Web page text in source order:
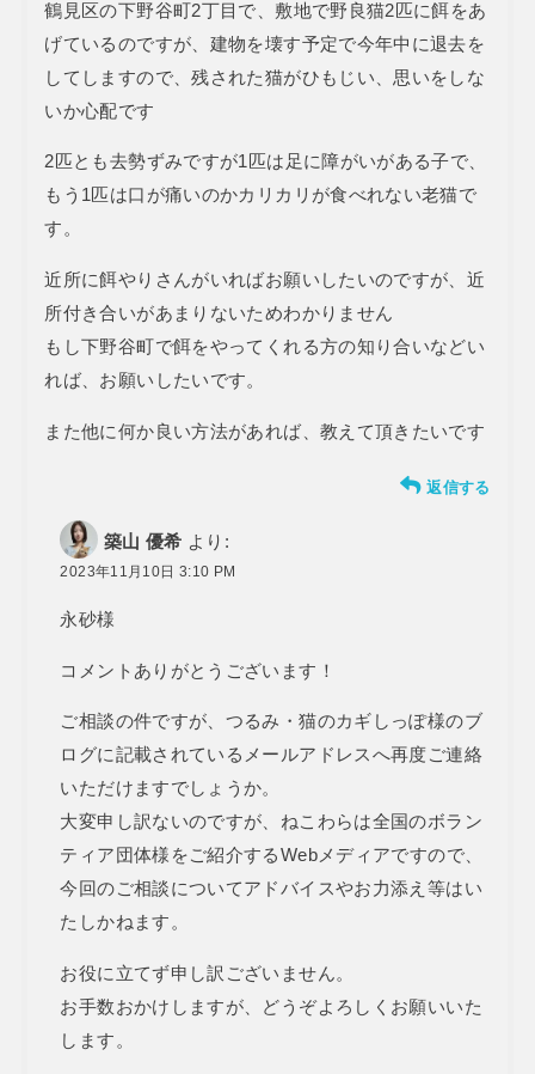
鶴見区の下野谷町2丁目で、敷地で野良猫2匹に餌をあ
げているのですが、建物を壊す予定で今年中に退去を
してしますので、残された猫がひもじい、思いをしな
いか心配です
2匹とも去勢ずみですが1匹は足に障がいがある子で、
もう1匹は口が痛いのかカリカリが食べれない老猫で
す。
近所に餌やりさんがいればお願いしたいのですが、近
所付き合いがあまりないためわかりません
もし下野谷町で餌をやってくれる方の知り合いなどい
れば、お願いしたいです。
また他に何か良い方法があれば、教えて頂きたいです
返信する
築山 優希 より:
2023年11月10日 3:10 PM
永砂様
コメントありがとうございます！
ご相談の件ですが、つるみ・猫のカギしっぽ様のブ
ログに記載されているメールアドレスへ再度ご連絡
いただけますでしょうか。
大変申し訳ないのですが、ねこわらは全国のボラン
ティア団体様をご紹介するWebメディアですので、
今回のご相談についてアドバイスやお力添え等はい
たしかねます。
お役に立てず申し訳ございません。
お手数おかけしますが、どうぞよろしくお願いいた
します。